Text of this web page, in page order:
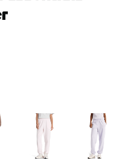
5 von 5 an.